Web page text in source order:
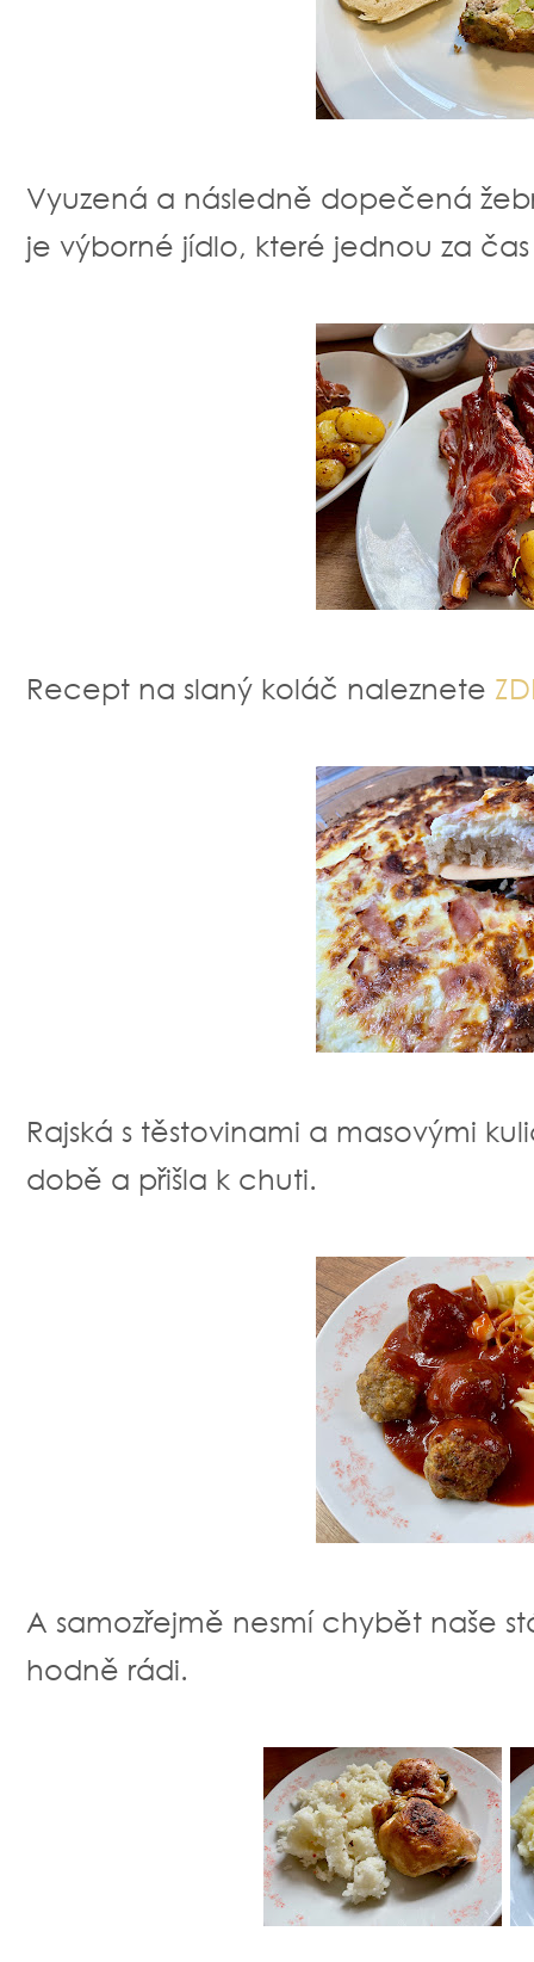
Vyuzená a následně dopečená
je výborné jídlo, které jednou za
Recept na slaný koláč naleznete
Rajská s těstovinami a masovými
době a přišla k chuti.
A samozřejmě nesmí chybět naše
hodně rádi.